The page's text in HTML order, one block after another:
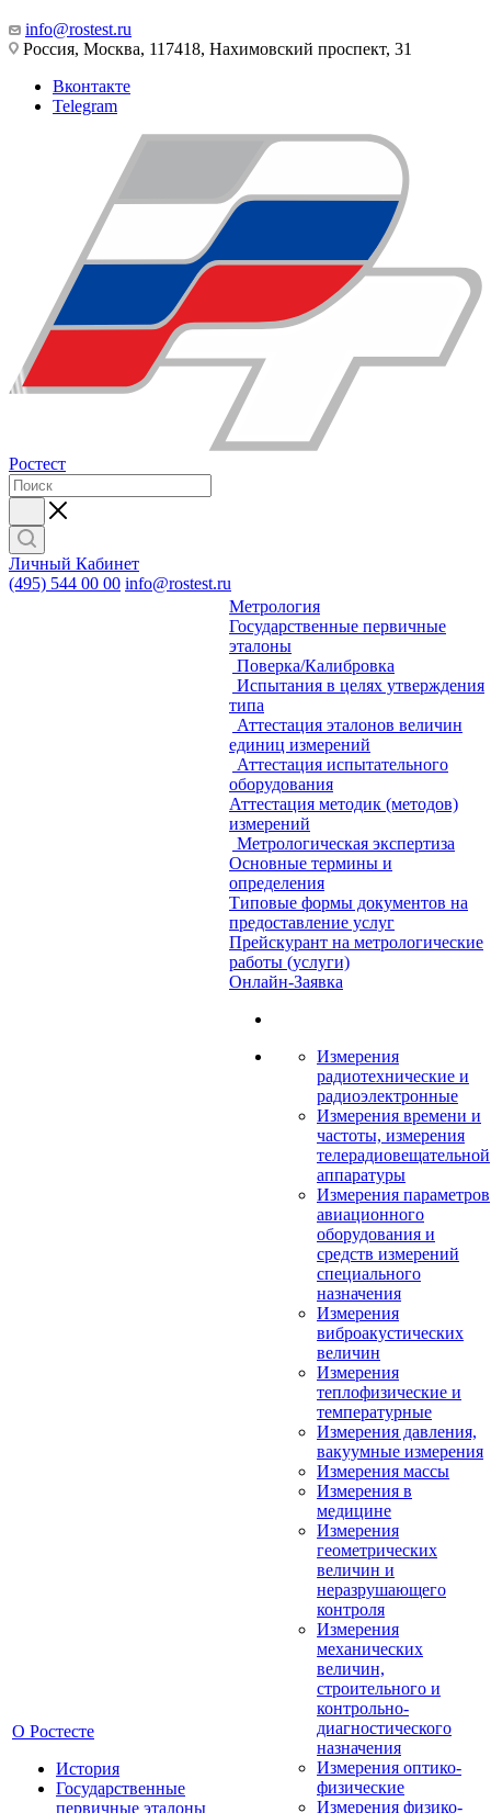
info@rostest.ru
Россия, Москва, 117418, Нахимовский проспект, 31
Вконтакте
Telegram
Ростест
Личный Кабинет
(495) 544 00 00 info@rostest.ru
О Ростесте
История
Государственные
первичные эталоны
Метрология
Государственные первичные
эталоны
Поверка/Калибровка
Испытания в целях утверждения
типа
Аттестация эталонов величин
единиц измерений
Аттестация испытательного
оборудования
Аттестация методик (методов)
измерений
Метрологическая экспертиза
Основные термины и
определения
Типовые формы документов на
предоставление услуг
Прейскурант на метрологические
работы (услуги)
Онлайн-Заявка
Измерения
радиотехнические и
радиоэлектронные
Измерения времени и
частоты, измерения
телерадиовещательной
аппаратуры
Измерения параметров
авиационного
оборудования и
средств измерений
специального
назначения
Измерения
виброакустических
величин
Измерения
теплофизические и
температурные
Измерения давления,
вакуумные измерения
Измерения массы
Измерения в
медицине
Измерения
геометрических
величин и
неразрушающего
контроля
Измерения
механических
величин,
строительного и
контрольно-
диагностического
назначения
Измерения оптико-
физические
Измерения физико-